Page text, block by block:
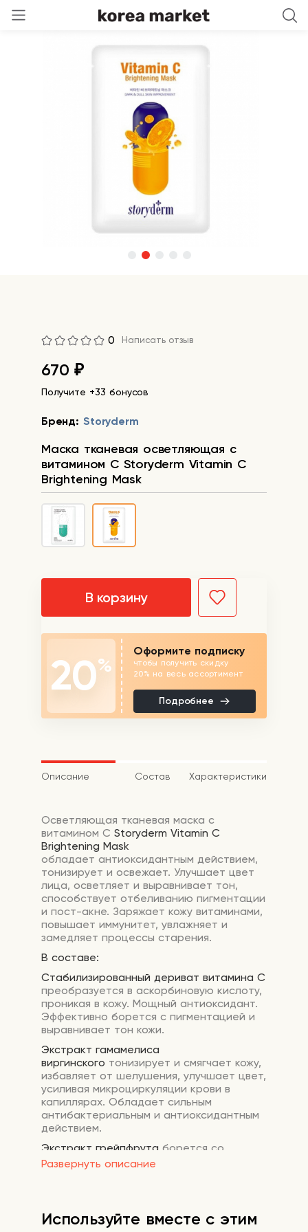
0 Написать отзыв
670₽
Получите +33 бонусов
Бренд: Storyderm
Маска тканевая осветляющая с
витамином С Storyderm Vitamin C
Brightening Mask
В корзину
20%
Оформите подписку
чтобы получить скидку
20% на весь ассортимент
Подробнее
Описание Состав Характеристики
Развернуть описание
Осветляющая тканевая маска с
витамином С Storyderm Vitamin C
Brightening Mask
обладает антиоксидантным действием,
тонизирует и освежает. Улучшает цвет
лица, осветляет и выравнивает тон,
способствует отбеливанию пигментации
и пост-акне. Заряжает кожу витаминами,
повышает иммунитет, увлажняет и
замедляет процессы старения.
В составе:
Стабилизированный дериват витамина С
преобразуется в аскорбиновую кислоту,
проникая в кожу. Мощный антиоксидант.
Эффективно борется с пигментацией и
выравнивает тон кожи.
Экстракт гамамелиса
виргинского тонизирует и смягчает кожу,
избавляет от шелушения, улучшает цвет,
усиливая микроциркуляции крови в
капиллярах. Обладает сильным
антибактериальным и антиоксидантным
действием.
Экстракт грейпфрута борется со
свободными радикалами, помогая коже
оставаться упругой и эластичной.
пигментацией.
Используйте вместе с этим